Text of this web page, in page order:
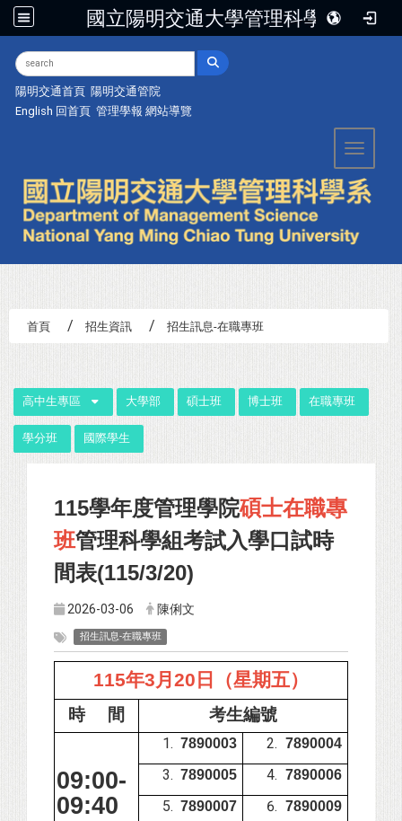
國立陽明交通大學管理科學系
陽明交通首頁 陽明交通管院
English 回首頁 管理學報 網站導覽
Toggle
首頁 招生資訊 招生訊息-在職專班
高中生專區 大學部 碩士班 博士班 在職專班
學分班 國際學生
115學年度管理學院碩士在職專
班管理科學組考試入學口試時
間表(115/3/20)
2026-03-06 陳俐文
招生訊息-在職專班
115年3月20日（星期五）
時 間 考生編號
09:00-
09:40
7890003 7890004
7890005 7890006
7890007 7890009